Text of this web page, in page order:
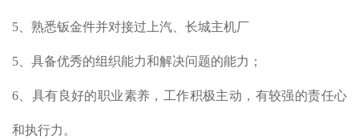
5、熟悉钣金件并对接过上汽、长城主机厂
5、具备优秀的组织能力和解决问题的能力；
6、具有良好的职业素养，工作积极主动，有较强的责任心
和执行力。